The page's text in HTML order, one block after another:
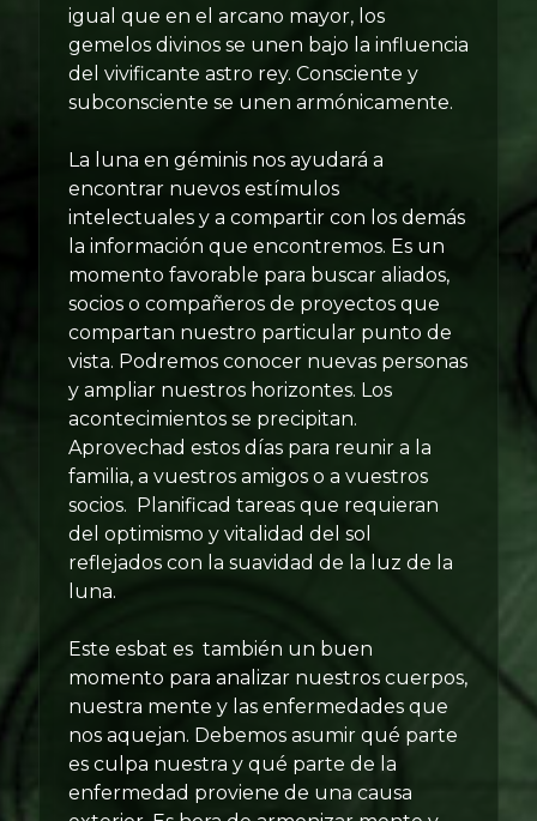
igual que en el arcano mayor, los
gemelos divinos se unen bajo la influencia
del vivificante astro rey. Consciente y
subconsciente se unen armónicamente.
La luna en géminis nos ayudará a
encontrar nuevos estímulos
intelectuales y a compartir con los demás
la información que encontremos. Es un
momento favorable para buscar aliados,
socios o compañeros de proyectos que
compartan nuestro particular punto de
vista. Podremos conocer nuevas personas
y ampliar nuestros horizontes. Los
acontecimientos se precipitan.
Aprovechad estos días para reunir a la
familia, a vuestros amigos o a vuestros
socios. Planificad tareas que requieran
del optimismo y vitalidad del sol
reflejados con la suavidad de la luz de la
luna.
Este esbat es también un buen
momento para analizar nuestros cuerpos,
nuestra mente y las enfermedades que
nos aquejan. Debemos asumir qué parte
es culpa nuestra y qué parte de la
enfermedad proviene de una causa